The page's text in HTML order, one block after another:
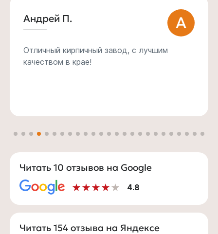
Андрей П. А
Отличный кирпичный завод, с лучшим
качеством в крае!
Читать 10 отзывов на Google
4.8
Читать 154 отзыва на Яндексе